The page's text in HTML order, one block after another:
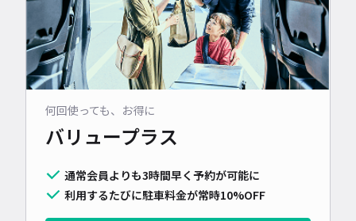
何回使っても、お得に
バリュープラス
通常会員よりも3時間早く予約が可能に
利用するたびに駐車料金が常時10%OFF